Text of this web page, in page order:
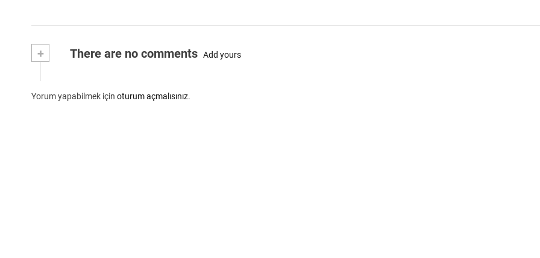
+ There are no comments Add yours
Yorum yapabilmek için oturum açmalısınız.